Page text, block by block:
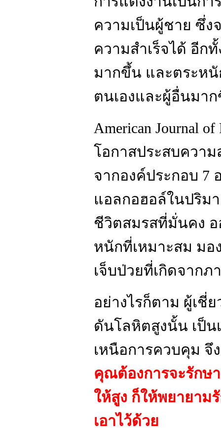
ความเป็นผู้ชาย ซึ่ง
ความสำเร็จได้ อีก
มากขึ้น และตระห
ตนเองและผู้อื่นมา
American Journal
โอกาสประสบควา
จากองค์ประกอบ 7
แอลกอฮอล์ในปริม
ชีวิตสมรสที่มั่นคง อ
หนักที่เหมาะสม มอ
เจ็บป่วยที่เกิดจาก
อย่างไรก็ตาม ผู้เชี่
ดันโลหิตสูงนั้น เป็น
เหนือการควบคุม
คุณต้องการจะรักษ
ให้สูง ก็ให้พยายาม
เอาไว้ด้วย